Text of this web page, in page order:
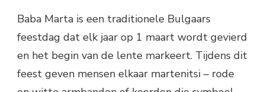
Baba Marta is een traditionele Bulgaars
feestdag dat elk jaar op 1 maart wordt gevierd
en het begin van de lente markeert. Tijdens dit
feest geven mensen elkaar martenitsi – rode